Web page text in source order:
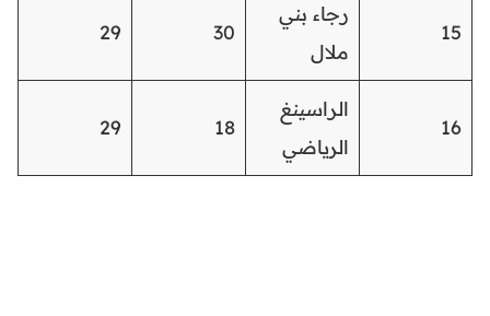
15
رجاء بني
ملال
30
29
16
الراسينغ
الرياضي
18
29